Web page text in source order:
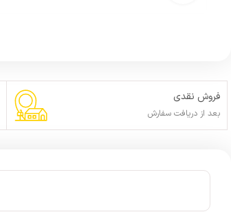
فروش نقدی
بعد از دریافت سفارش